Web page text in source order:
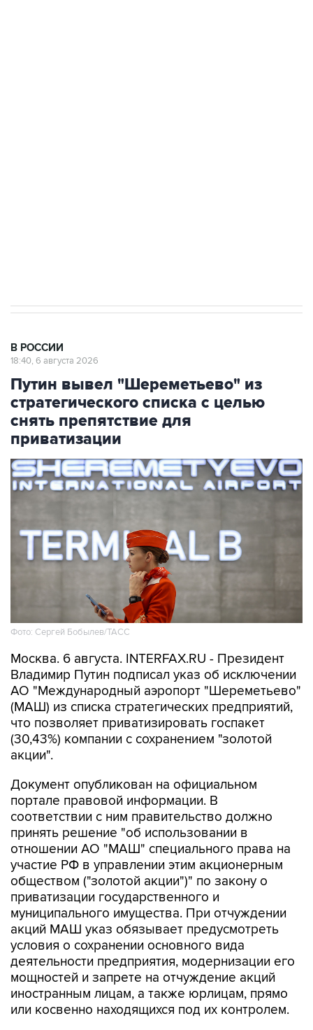
В РОССИИ
18:40, 6 августа 2026
Путин вывел "Шереметьево" из
стратегического списка с целью
снять препятствие для
приватизации
Фото: Сергей Бобылев/ТАСС
Москва. 6 августа. INTERFAX.RU - Президент
Владимир Путин подписал указ об исключении
АО "Международный аэропорт "Шереметьево"
(МАШ) из списка стратегических предприятий,
что позволяет приватизировать госпакет
(30,43%) компании с сохранением "золотой
акции".
Документ опубликован на официальном
портале правовой информации. В
соответствии с ним правительство должно
принять решение "об использовании в
отношении АО "МАШ" специального права на
участие РФ в управлении этим акционерным
обществом ("золотой акции")" по закону о
приватизации государственного и
муниципального имущества. При отчуждении
акций МАШ указ обязывает предусмотреть
условия о сохранении основного вида
деятельности предприятия, модернизации его
мощностей и запрете на отчуждение акций
иностранным лицам, а также юрлицам, прямо
или косвенно находящихся под их контролем.